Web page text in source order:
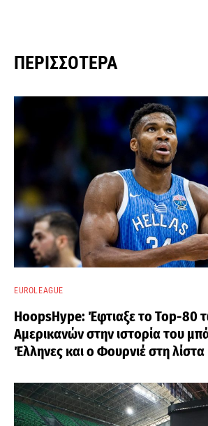
ΠΕΡΙΣΣΌΤΕΡΑ
EUROLEAGUE
HoopsHype: Έφτιαξε το Top-80
Αμερικανών στην ιστορία του
Έλληνες και ο Φουρνιέ στη λίστα